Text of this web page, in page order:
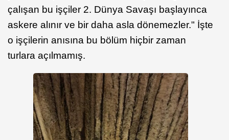
çalışan bu işçiler 2. Dünya Savaşı başlayınca
askere alınır ve bir daha asla dönemezler." İşte
o işçilerin anısına bu bölüm hiçbir zaman
turlara açılmamış.